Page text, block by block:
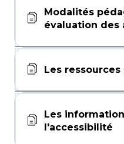
Modalités
évaluation des
Les
Les
l'accessibilité